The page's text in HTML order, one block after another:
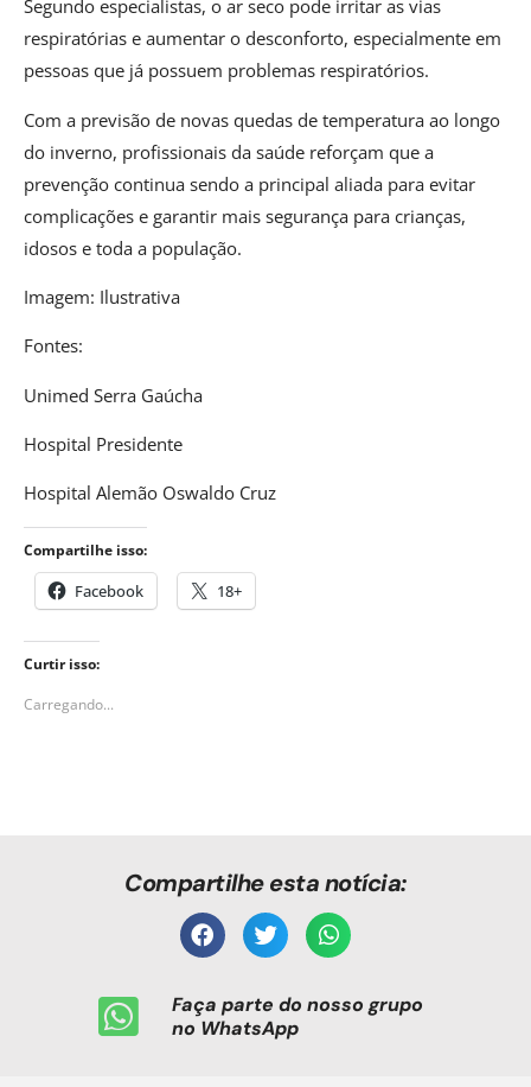
Segundo especialistas, o ar seco pode irritar as vias
respiratórias e aumentar o desconforto, especialmente em
pessoas que já possuem problemas respiratórios.
Com a previsão de novas quedas de temperatura ao longo
do inverno, profissionais da saúde reforçam que a
prevenção continua sendo a principal aliada para evitar
complicações e garantir mais segurança para crianças,
idosos e toda a população.
Imagem: Ilustrativa
Fontes:
Unimed Serra Gaúcha
Hospital Presidente
Hospital Alemão Oswaldo Cruz
Compartilhe isso:
Facebook 18+
Curtir isso:
Carregando...
Compartilhe esta notícia:
Faça parte do nosso grupo
no WhatsApp